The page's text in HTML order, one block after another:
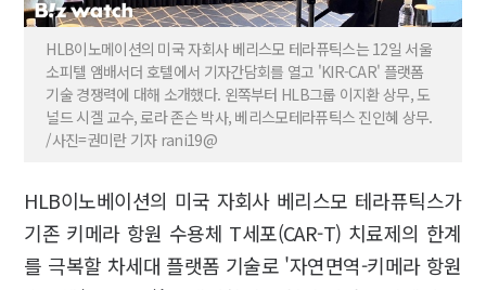
HLB이노메이션의 미국 자회사 베리스모 테라퓨틱스는 12일 서울
소피텔 앰배서더 호텔에서 기자간담회를 열고 'KIR-CAR' 플랫폼
기술 경쟁력에 대해 소개했다. 왼쪽부터 HLB그룹 이지환 상무, 도
널드 시겔 교수, 로라 존슨 박사, 베리스모테라퓨틱스 진인혜 상무.
/사진=권미란 기자 rani19@
HLB이노베이션의 미국 자회사 베리스모 테라퓨틱스가
기존 키메라 항원 수용체 T세포(CAR-T) 치료제의 한계
를 극복할 차세대 플랫폼 기술로 '자연면역-키메라 항원